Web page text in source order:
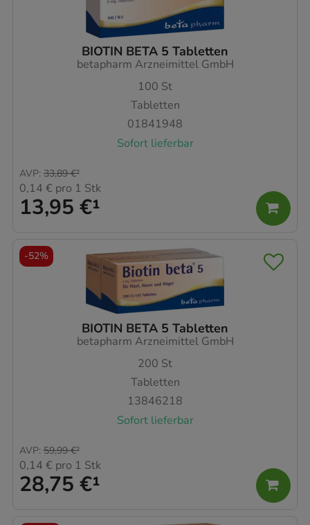
BIOTIN BETA 5 Tabletten
betapharm Arzneimittel GmbH
100 St
Tabletten
01841948
Sofort lieferbar
13,95 €¹
AVP: 33,89 €²
0,14 € pro 1 Stk
BIOTIN BETA 5 Tabletten
betapharm Arzneimittel GmbH
200 St
Tabletten
13846218
Sofort lieferbar
28,75 €¹
AVP: 59,99 €²
0,14 € pro 1 Stk
-52%